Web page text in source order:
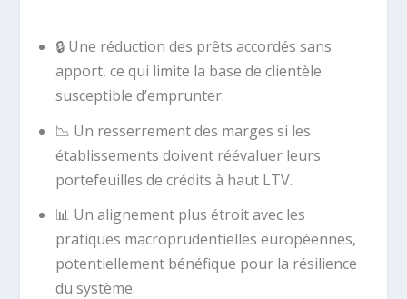
🔒 Une réduction des prêts accordés sans
apport, ce qui limite la base de clientèle
susceptible d’emprunter.
📉 Un resserrement des marges si les
établissements doivent réévaluer leurs
portefeuilles de crédits à haut LTV.
📊 Un alignement plus étroit avec les
pratiques macroprudentielles européennes,
potentiellement bénéfique pour la résilience
du système.